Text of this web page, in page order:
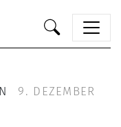
9. DEZEMBER